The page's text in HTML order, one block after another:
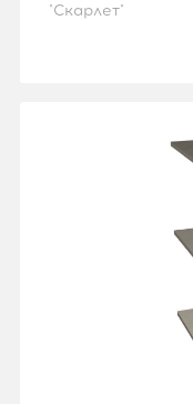
"Скарлет"